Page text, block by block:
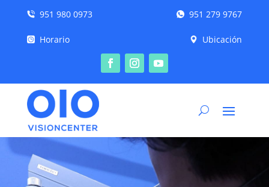
951 980 0973 951 279 9767
Horario Ubicación